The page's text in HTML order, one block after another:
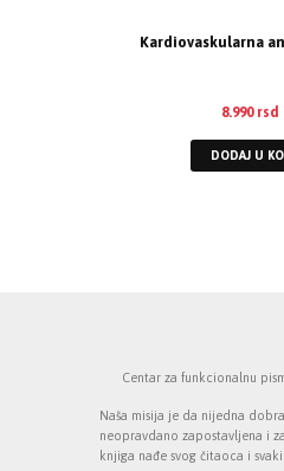
Kardiovaskularna
8.990 rsd
DODAJ U
Centar za funkcionalnu
Naša misija je da nijedna
neopravdano zapostavljena i
knjiga nađe svog čitaoca i